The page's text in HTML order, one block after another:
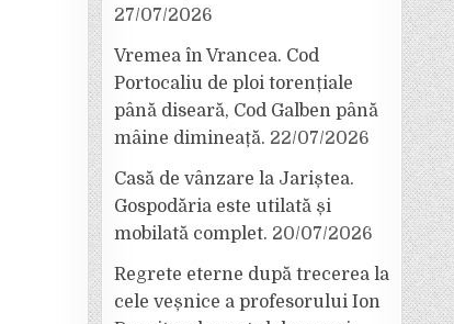
27/07/2026
Vremea în Vrancea. Cod
Portocaliu de ploi torențiale
până diseară, Cod Galben până
mâine dimineață. 22/07/2026
Casă de vânzare la Jariștea.
Gospodăria este utilată și
mobilată complet. 20/07/2026
Regrete eterne după trecerea la
cele veșnice a profesorului Ion